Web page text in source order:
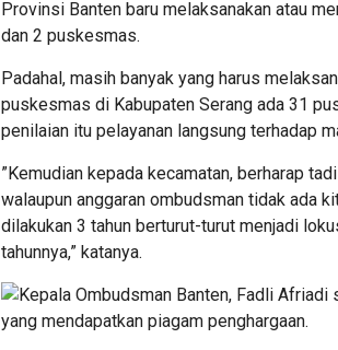
Provinsi Banten baru melaksanakan atau
dan 2 puskesmas.
Padahal, masih banyak yang harus
puskesmas di Kabupaten Serang ada 31
penilaian itu pelayanan langsung terhadap
”Kemudian kepada kecamatan, berharap
walaupun anggaran ombudsman tidak ada
dilakukan 3 tahun berturut-turut menjadi
tahunnya,” katanya.